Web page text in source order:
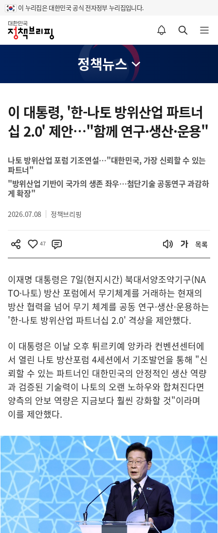
이 누리집은 대한민국 공식 전자정부 누리집입니다.
홈
알림설정 바로가기 검색 바로가기 메뉴 열기
정책뉴스
텐
츠
영
이 대통령, '한-나토 방위산업 파트너
십 2.0' 제안…"함께 연구·생산·운용"
나토 방위산업 포럼 기조연설…"대한민국, 가장 신뢰할 수 있는
파트너"
"방위산업 기반이 국가의 생존 좌우…첨단기술 공동연구 과감하
게 확장"
2026.07.08 정책브리핑
47 목록
이재명 대통령은 7일(현지시간) 북대서양조약기구(NA
TO·나토) 방산 포럼에서 무기체계를 거래하는 현재의
방산 협력을 넘어 무기 체계를 공동 연구·생산·운용하는
'한-나토 방위산업 파트너십 2.0' 격상을 제안했다.
이 대통령은 이날 오후 튀르키예 앙카라 컨벤션센터에
서 열린 나토 방산포럼 4세션에서 기조발언을 통해 "신
뢰할 수 있는 파트너인 대한민국의 안정적인 생산 역량
과 검증된 기술력이 나토의 오랜 노하우와 합쳐진다면
양측의 안보 역량은 지금보다 훨씬 강화할 것"이라며
이를 제안했다.